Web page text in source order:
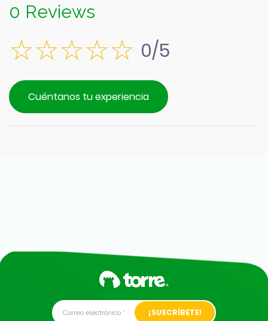
0 Reviews
0/5
Cuéntanos tu experiencia
Alternative: